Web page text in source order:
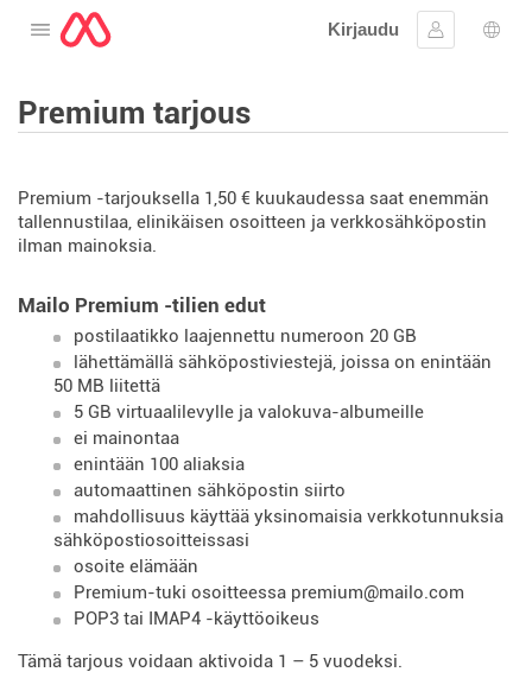
Avaa valikko
Kirjaudu
Kirjaudu
Premium tarjous
Premium -tarjouksella 1,50 € kuukaudessa saat enemmän
tallennustilaa, elinikäisen osoitteen ja verkkosähköpostin
ilman mainoksia.
Mailo Premium -tilien edut
postilaatikko laajennettu numeroon 20 GB
lähettämällä sähköpostiviestejä, joissa on enintään
50 MB liitettä
5 GB virtuaalilevylle ja valokuva-albumeille
ei mainontaa
enintään 100 aliaksia
automaattinen sähköpostin siirto
mahdollisuus käyttää yksinomaisia ​​verkkotunnuksia
sähköpostiosoitteissasi
osoite elämään
Premium-tuki osoitteessa premium@mailo.com
POP3 tai IMAP4 -käyttöoikeus
Tämä tarjous voidaan aktivoida 1 – 5 vuodeksi.